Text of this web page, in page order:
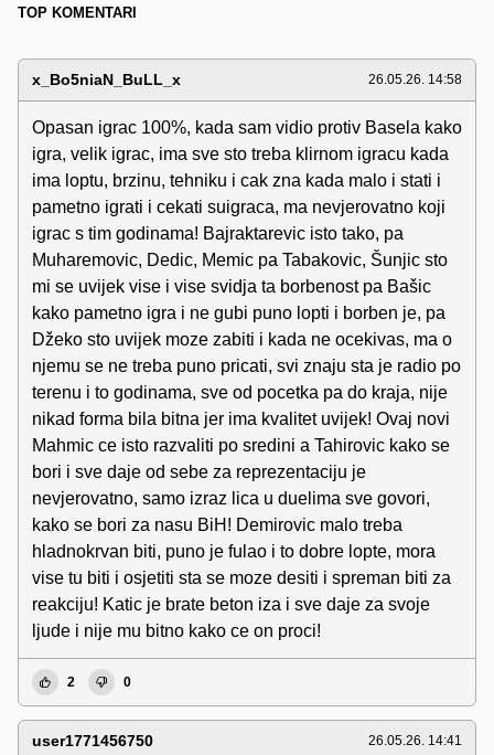
TOP KOMENTARI
x_Bo5niaN_BuLL_x 26.05.26. 14:58
Opasan igrac 100%, kada sam vidio protiv Basela kako
igra, velik igrac, ima sve sto treba klirnom igracu kada
ima loptu, brzinu, tehniku i cak zna kada malo i stati i
pametno igrati i cekati suigraca, ma nevjerovatno koji
igrac s tim godinama! Bajraktarevic isto tako, pa
Muharemovic, Dedic, Memic pa Tabakovic, Šunjic sto
mi se uvijek vise i vise svidja ta borbenost pa Bašic
kako pametno igra i ne gubi puno lopti i borben je, pa
Džeko sto uvijek moze zabiti i kada ne ocekivas, ma o
njemu se ne treba puno pricati, svi znaju sta je radio po
terenu i to godinama, sve od pocetka pa do kraja, nije
nikad forma bila bitna jer ima kvalitet uvijek! Ovaj novi
Mahmic ce isto razvaliti po sredini a Tahirovic kako se
bori i sve daje od sebe za reprezentaciju je
nevjerovatno, samo izraz lica u duelima sve govori,
kako se bori za nasu BiH! Demirovic malo treba
hladnokrvan biti, puno je fulao i to dobre lopte, mora
vise tu biti i osjetiti sta se moze desiti i spreman biti za
reakciju! Katic je brate beton iza i sve daje za svoje
ljude i nije mu bitno kako ce on proci!
2 0
user1771456750 26.05.26. 14:41